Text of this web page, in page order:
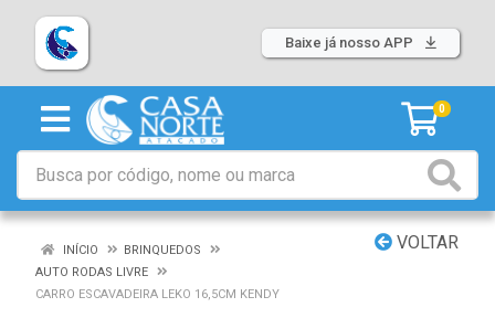
Baixe já nosso APP
0
VOLTAR
INÍCIO
BRINQUEDOS
AUTO RODAS LIVRE
CARRO ESCAVADEIRA LEKO 16,5CM KENDY